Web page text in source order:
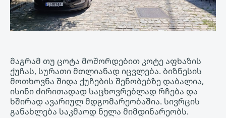
მაგრამ თუ ცოტა მოშორდებით კოტე აფხაზის
ქუჩას, სურათი მთლიანად იცვლება. ბიზნესის
მოთხოვნა შიდა ქუჩების შენობებზე დაბალია,
ისინი ძირითადად საცხოვრებლად რჩება და
ხშირად ავარიულ მდგომარეობაშია. სივრცის
განახლება საკმაოდ ნელა მიმდინარეობს.